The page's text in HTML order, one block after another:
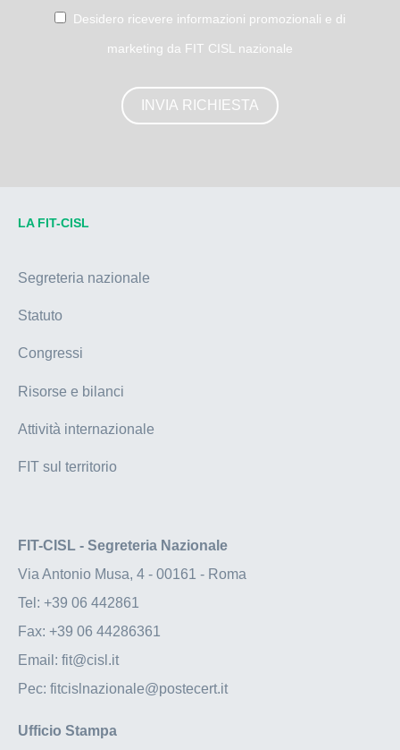
Desidero ricevere informazioni promozionali e di
marketing da FIT CISL nazionale
LA FIT-CISL
Segreteria nazionale
Statuto
Congressi
Risorse e bilanci
Attività internazionale
FIT sul territorio
FIT-CISL - Segreteria Nazionale
Via Antonio Musa, 4 - 00161 - Roma
Tel: +39 06 442861
Fax: +39 06 44286361
Email: fit@cisl.it
Pec: fitcislnazionale@postecert.it
Ufficio Stampa